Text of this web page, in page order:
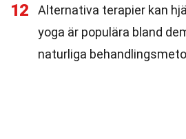
12
Alternativa terapier kan
yoga är populära bland
naturliga